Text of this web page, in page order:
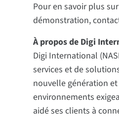
Pour en savoir plus
démonstration,
À propos de Digi
Digi International
services et de
nouvelle génération
environnements
aidé ses clients à